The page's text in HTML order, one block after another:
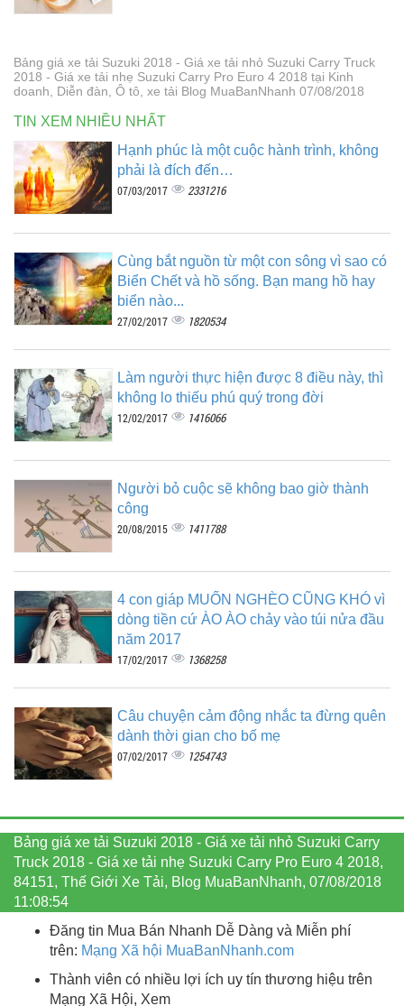
Bảng giá xe tải Suzuki 2018 - Giá xe tải nhỏ Suzuki Carry Truck
2018 - Giá xe tải nhẹ Suzuki Carry Pro Euro 4 2018 tại Kinh
doanh, Diễn đàn, Ô tô, xe tải Blog MuaBanNhanh 07/08/2018
TIN XEM NHIỀU NHẤT
Hạnh phúc là một cuộc hành trình, không
phải là đích đến…
07/03/2017 2331216
Cùng bắt nguồn từ một con sông vì sao có
Biển Chết và hồ sống. Bạn mang hồ hay
biển nào...
27/02/2017 1820534
Làm người thực hiện được 8 điều này, thì
không lo thiếu phú quý trong đời
12/02/2017 1416066
Người bỏ cuộc sẽ không bao giờ thành
công
20/08/2015 1411788
4 con giáp MUỐN NGHÈO CŨNG KHÓ vì
dòng tiền cứ ÀO ÀO chảy vào túi nửa đầu
năm 2017
17/02/2017 1368258
Câu chuyện cảm động nhắc ta đừng quên
dành thời gian cho bố mẹ
07/02/2017 1254743
Bảng giá xe tải Suzuki 2018 - Giá xe tải nhỏ Suzuki Carry
Truck 2018 - Giá xe tải nhẹ Suzuki Carry Pro Euro 4 2018,
84151, Thế Giới Xe Tải, Blog MuaBanNhanh, 07/08/2018
11:08:54
Đăng tin Mua Bán Nhanh Dễ Dàng và Miễn phí
trên: Mạng Xã hội MuaBanNhanh.com
Thành viên có nhiều lợi ích uy tín thương hiệu trên
Mạng Xã Hội, Xem